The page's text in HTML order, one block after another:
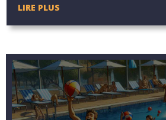
LIRE PLUS